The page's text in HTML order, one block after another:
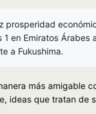
prosperidad
en Emiratos
a Fukushima.
más amigable
que tratan de